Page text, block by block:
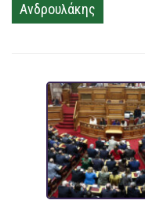
Ανδρουλάκης